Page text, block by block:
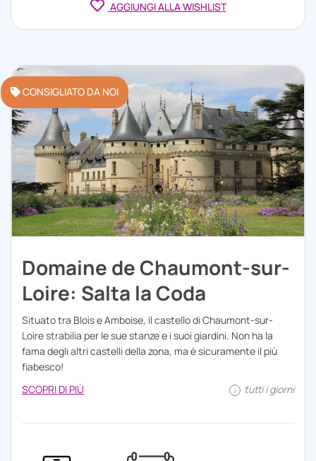
AGGIUNGI ALLA WISHLIST
CONSIGLIATO DA NOI
Domaine de Chaumont-sur-
Loire: Salta la Coda
Situato tra Blois e Amboise, il castello di Chaumont-sur-
Loire strabilia per le sue stanze e i suoi giardini. Non ha la
fama degli altri castelli della zona, ma è sicuramente il più
fiabesco!
SCOPRI DI PIÙ
i tutti i giorni